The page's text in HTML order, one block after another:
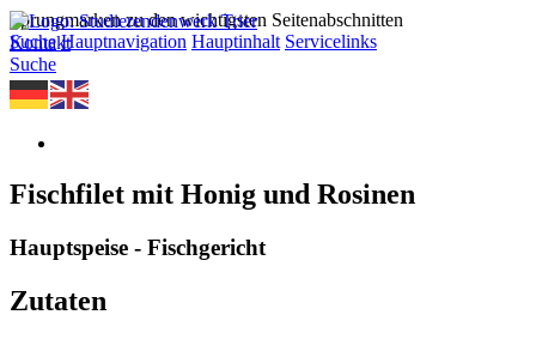
Sprungmarken zu den wichtigsten Seitenabschnitten
Suche Hauptnavigation Hauptinhalt Servicelinks
Kontakt
Suche
Fischfilet mit Honig und Rosinen
Hauptspeise - Fischgericht
Zutaten